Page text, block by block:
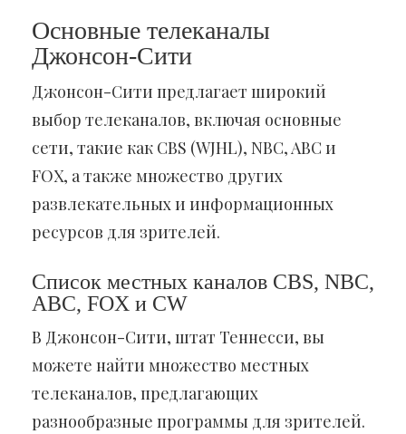
Основные телеканалы
Джонсон-Сити
Джонсон-Сити предлагает широкий
выбор телеканалов, включая основные
сети, такие как CBS (WJHL), NBC, ABC и
FOX, а также множество других
развлекательных и информационных
ресурсов для зрителей.
Список местных каналов CBS, NBC,
ABC, FOX и CW
В Джонсон-Сити, штат Теннесси, вы
можете найти множество местных
телеканалов, предлагающих
разнообразные программы для зрителей.